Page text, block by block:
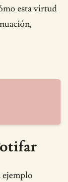
esta virtud
ejemplo